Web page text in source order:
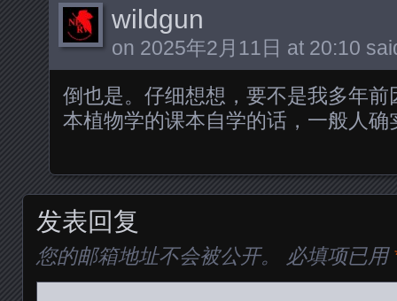
wildgun
on 2025年2月11日 at 20:10
倒也是。仔细想想，要不是我多年
本植物学的课本自学的话，一般人
发表回复
您的邮箱地址不会被公开。 必填项已用